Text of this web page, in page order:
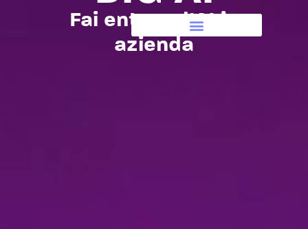
Fai entrare l’AI in
azienda